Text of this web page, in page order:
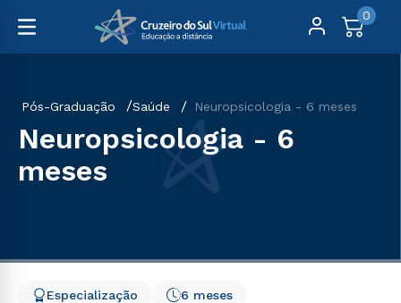
0
Pós-Graduação Saúde Neuropsicologia - 6 meses
Neuropsicologia - 6
meses
6 meses
Especialização